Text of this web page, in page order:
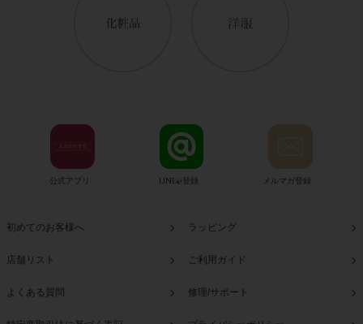
公式アプリ LINE@登録 メルマガ登録
初めてのお客様へ ラッピング
店舗リスト ご利用ガイド
よくある質問 修理/サポート